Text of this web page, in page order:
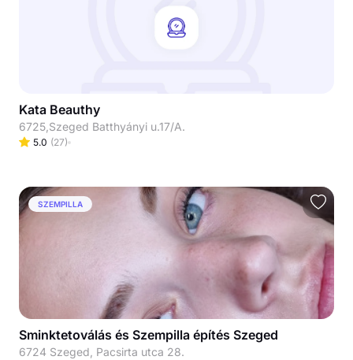
Kata Beauthy
6725,Szeged Batthyányi u.17/A.
5.0 (27)
SZEMPILLA
Sminktetoválás és Szempilla építés Szeged
6724 Szeged, Pacsirta utca 28.